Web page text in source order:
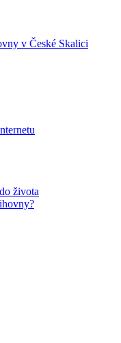
v České Skalici
života